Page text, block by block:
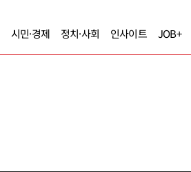
시민·경제 정치·사회 인사이트 JOB+